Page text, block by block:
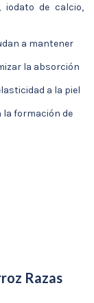
iodato de calcio,
a mantener
la absorción
a la piel
la formación de
Razas